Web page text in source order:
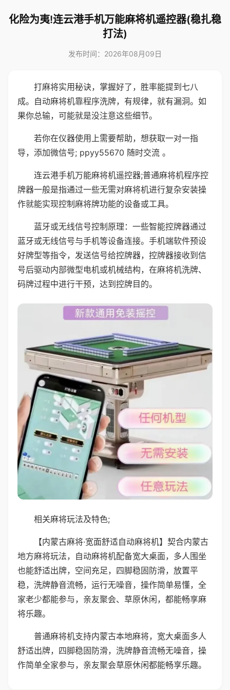
化险为夷!连云港手机万能麻将机遥控器(稳扎稳
打法)
发布时间：2026年08月09日
打麻将实用秘诀，掌握好了，胜率能提到七八
成。自动麻将机靠程序洗牌，有规律，就有漏洞。如
果你总输，可能就是没注意这些细节。
若你在仪器使用上需要帮助，想获取一对一指
导，添加微信号; ppyy55670 随时交流 。
连云港手机万能麻将机遥控器;普通麻将机程序控
牌器一般是指通过一些无需对麻将机进行复杂安装操
作就能实现控制麻将牌功能的设备或工具。
蓝牙或无线信号控制原理：一些智能控牌器通过
蓝牙或无线信号与手机等设备连接。手机端软件预设
好牌型等指令，发送信号给控牌器，控牌器接收到信
号后驱动内部微型电机或机械结构，在麻将机洗牌、
码牌过程中进行干预，达到控牌目的。
相关麻将玩法及特色;
【内蒙古麻将·宽面舒适自动麻将机】契合内蒙古
地方麻将玩法，自动麻将机配备宽大桌面，多人围坐
也能舒适出牌，空间充足，四脚稳固防滑，放置平
稳，洗牌静音流畅，运行无噪音，操作简单易懂，全
家老少都能参与，亲友聚会、草原休闲，都能畅享麻
将乐趣。
普通麻将机支持内蒙古本地麻将，宽大桌面多人
舒适出牌，四脚稳固防滑，洗牌静音流畅无噪音，操
作简单全家参与，亲友聚会草原休闲都能畅享乐趣。